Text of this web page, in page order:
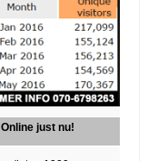
Online just nu!